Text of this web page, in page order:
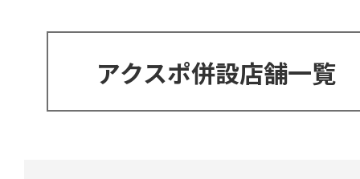
アクスポ併設店舗一覧